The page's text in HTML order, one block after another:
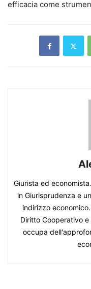
efficacia come
Giurista ed
in Giurisprudenza e
indirizzo
Diritto Cooperativo
occupa